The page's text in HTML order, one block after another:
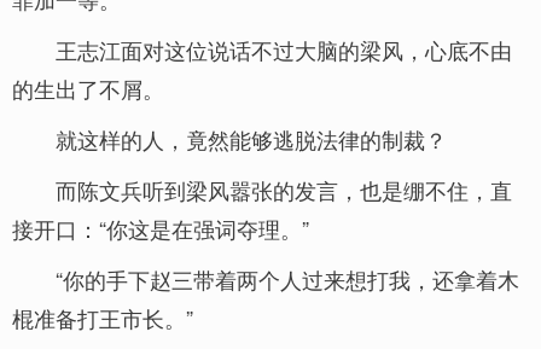
王志江面对这位说话不过大脑的梁风，心底不由
的生出了不屑。
就这样的人，竟然能够逃脱法律的制裁？
而陈文兵听到梁风嚣张的发言，也是绷不住，直
接开口：“你这是在强词夺理。”
“你的手下赵三带着两个人过来想打我，还拿着木
棍准备打王市长。”